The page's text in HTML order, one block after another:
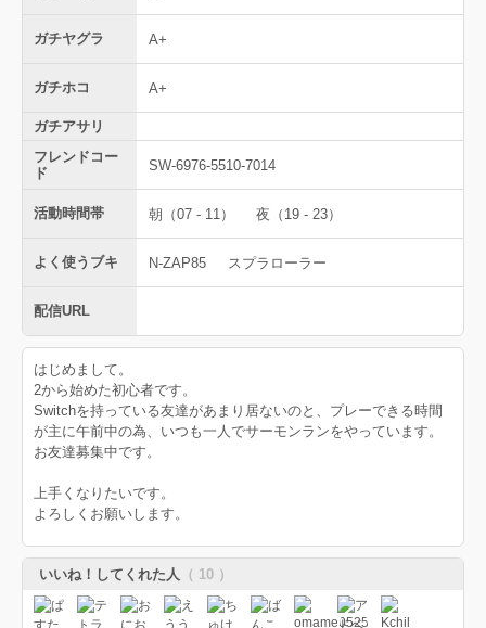
ガチヤグラ A+
ガチホコ A+
ガチアサリ
フレンドコー
ド
SW-6976-5510-7014
活動時間帯 朝（07 - 11） 夜（19 - 23）
よく使うブキ N-ZAP85 スプラローラー
配信URL
はじめまして。
2から始めた初心者です。
Switchを持っている友達があまり居ないのと、プレーできる時間
が主に午前中の為、いつも一人でサーモンランをやっています。
お友達募集中です。
上手くなりたいです。
よろしくお願いします。
いいね！してくれた人 （ 10 ）